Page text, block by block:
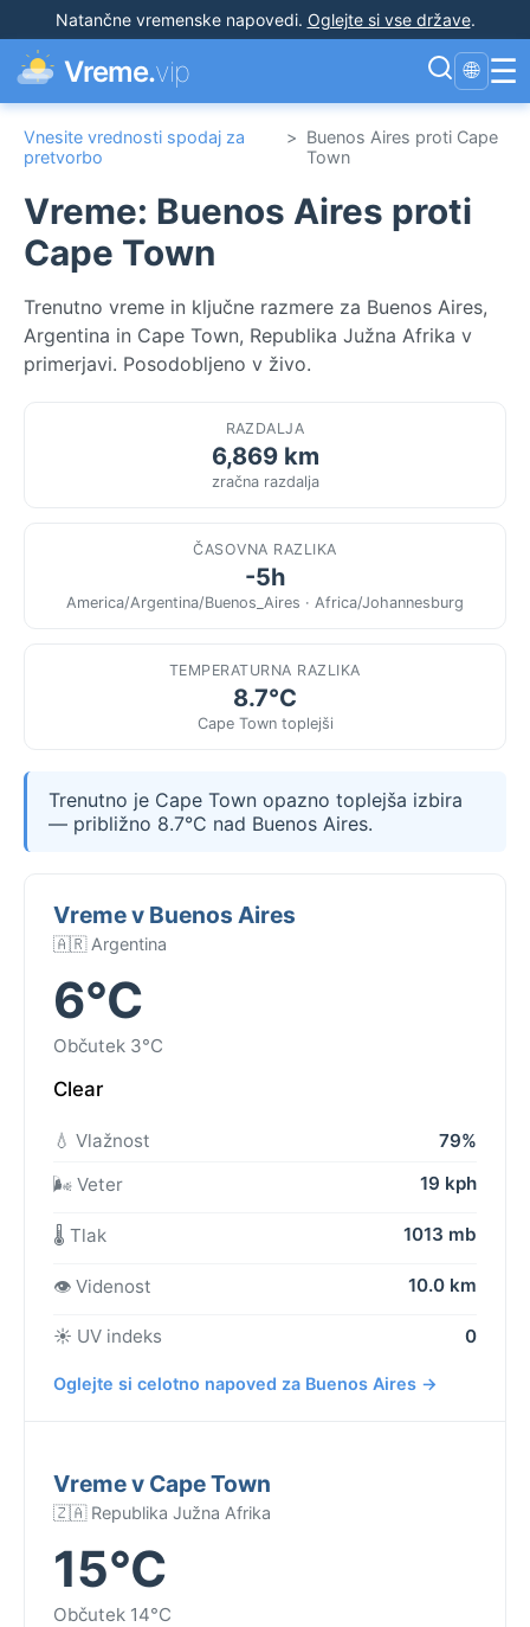
Natančne vremenske napovedi. Oglejte si vse države.
Vreme.vip 🌐 ☰
Vnesite vrednosti spodaj za
pretvorbo
> Buenos Aires proti Cape
Town
Vreme: Buenos Aires proti
Cape Town
Trenutno vreme in ključne razmere za Buenos Aires,
Argentina in Cape Town, Republika Južna Afrika v
primerjavi. Posodobljeno v živo.
RAZDALJA
6,869 km
zračna razdalja
ČASOVNA RAZLIKA
-5h
America/Argentina/Buenos_Aires · Africa/Johannesburg
TEMPERATURNA RAZLIKA
8.7°C
Cape Town toplejši
Trenutno je Cape Town opazno toplejša izbira
— približno 8.7°C nad Buenos Aires.
Vreme v Buenos Aires
🇦🇷 Argentina
6°C
Občutek 3°C
Clear
💧 Vlažnost
79%
🌬️ Veter
19 kph
🌡️ Tlak 1013 mb
👁️ Videnost 10.0 km
☀️ UV indeks 0
Oglejte si celotno napoved za Buenos Aires →
Vreme v Cape Town
🇿🇦 Republika Južna Afrika
15°C
Občutek 14°C